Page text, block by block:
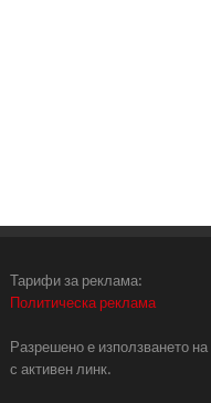
Тарифи за реклама:
Политическа реклама
Разрешено е използването
с активен линк.